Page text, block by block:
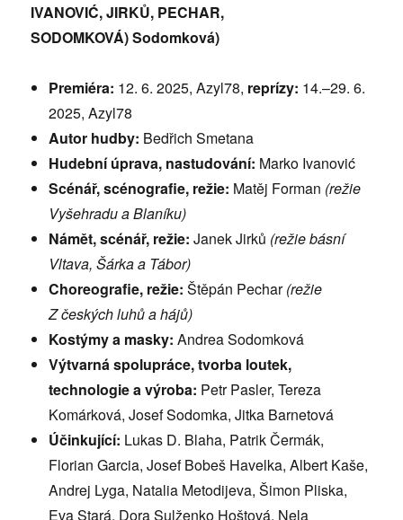
IVANOVIĆ, JIRKŮ, PECHAR,
SODOMKOVÁ)Sodomková)
Premiéra: 12. 6. 2025, Azyl78, reprízy: 14.–29. 6.
2025, Azyl78
Autor hudby: Bedřich Smetana
Hudební úprava, nastudování: Marko Ivanović
Scénář, scénografie, režie: Matěj Forman (režie
Vyšehradu a Blaníku)
Námět, scénář, režie:Janek Jirků (režie básní
Vltava, Šárka a Tábor)
Choreografie, režie:Štěpán Pechar(režie
Zčeských luhů a hájů)
Kostýmy a masky:Andrea Sodomková
Výtvarná spolupráce, tvorba loutek,
technologie a výroba: Petr Pasler, Tereza
Komárková, Josef Sodomka, Jitka Barnetová
Účinkující: Lukas D. Blaha, Patrik Čermák,
Florian Garcia, Josef Bobeš Havelka, Albert Kaše,
Andrej Lyga, Natalia Metodijeva, Šimon Pliska,
Eva Stará, Dora Sulženko Hoštová, Nela